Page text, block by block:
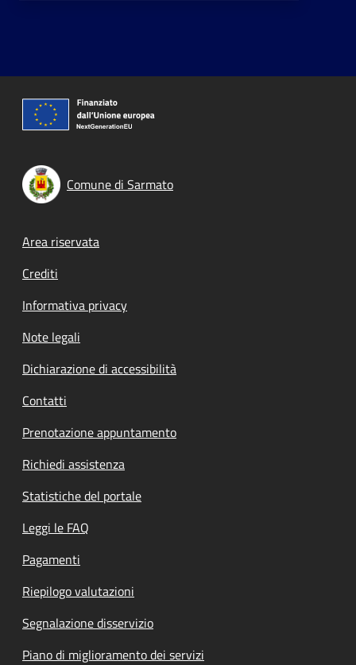
Comune di Sarmato
Footer menu
Area riservata
Crediti
Informativa privacy
Note legali
Dichiarazione di accessibilità
Contatti
Prenotazione appuntamento
Richiedi assistenza
Statistiche del portale
Leggi le FAQ
Pagamenti
Riepilogo valutazioni
Segnalazione disservizio
Piano di miglioramento dei servizi